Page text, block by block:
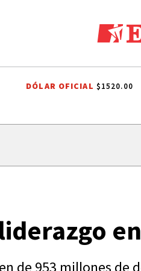
LEÓN XIV PLAN ESCAPADA
DÓLAR OFICIAL $1520.00
de 953 millones de